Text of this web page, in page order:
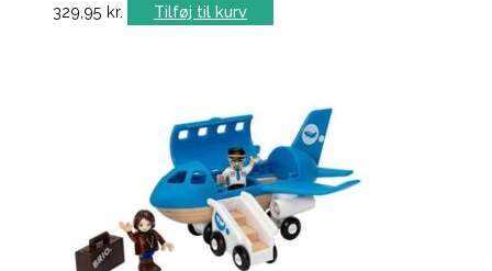
329,95 kr. Tilføj til kurv